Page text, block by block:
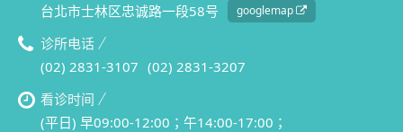
台北市士林区忠诚路一段58号
googlemap
诊所电话
(02) 2831-3107 (02) 2831-3207
看诊时间
(平日) 早09:00-12:00；午14:00-17:00；